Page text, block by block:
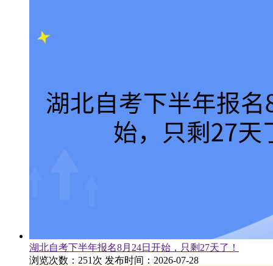
湖北自考下半年报名8月24日开始，只剩27天了！
浏览次数：251次 发布时间：2026-07-28